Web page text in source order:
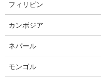
ン
ン
へ
ビ
ー
ョ
フィリピン
カンボジア
ネパール
モンゴル